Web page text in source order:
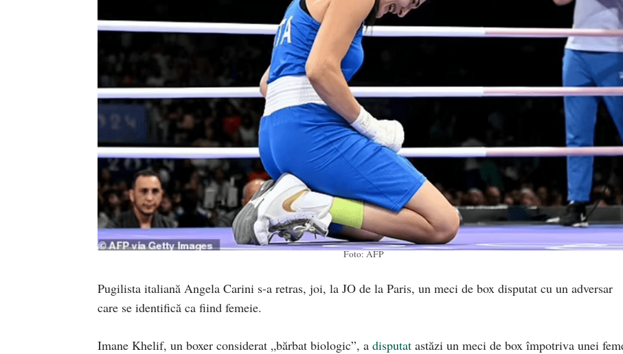
Foto: AFP
Pugilista italiană Angela Carini s-a retras, joi, la JO de la Paris, un meci de box disputat cu un adversar
care se identifică ca fiind femeie.
Imane Khelif, un boxer considerat „bărbat biologic”, a disputat astăzi un meci de box împotriva unei